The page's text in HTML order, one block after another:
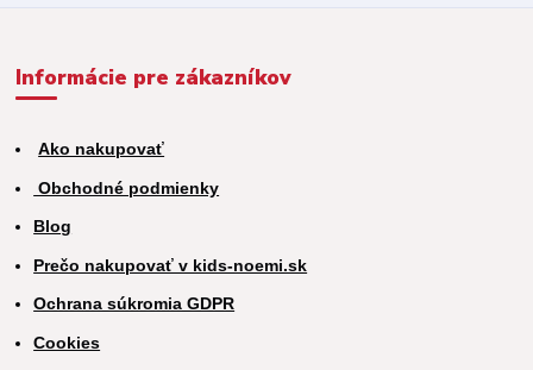
Informácie pre zákazníkov
Ako nakupovať
Obchodné podmienky
Blog
Prečo nakupovať v kids-noemi.sk
Ochrana súkromia GDPR
Cookies